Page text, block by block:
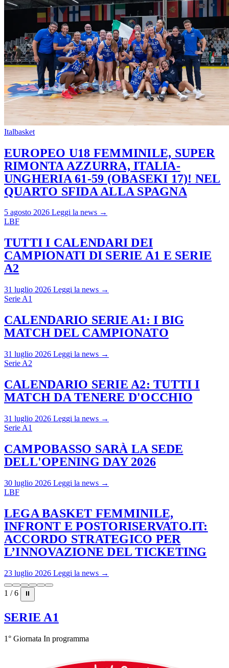
Italbasket
EUROPEO U18 FEMMINILE, SUPER
RIMONTA AZZURRA, ITALIA-
UNGHERIA 61-59 (OBASEKI 17)! NEL
QUARTO SFIDA ALLA SPAGNA
5 agosto 2026 Leggi la news →
LBF
TUTTI I CALENDARI DEI
CAMPIONATI DI SERIE A1 E SERIE
A2
31 luglio 2026 Leggi la news →
Serie A1
CALENDARIO SERIE A1: I BIG
MATCH DEL CAMPIONATO
31 luglio 2026 Leggi la news →
Serie A2
CALENDARIO SERIE A2: TUTTI I
MATCH DA TENERE D'OCCHIO
31 luglio 2026 Leggi la news →
Serie A1
CAMPOBASSO SARÀ LA SEDE
DELL'OPENING DAY 2026
30 luglio 2026 Leggi la news →
LBF
LEGA BASKET FEMMINILE,
INFRONT E POSTORISERVATO.IT:
ACCORDO STRATEGICO PER
L’INNOVAZIONE DEL TICKETING
23 luglio 2026 Leggi la news →
1 / 6 ⏸
SERIE A1
1° Giornata In programma